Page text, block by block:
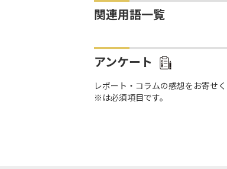
関連用語一覧
アンケート
レポート・コラムの感想をお寄せ
※は必須項目です。